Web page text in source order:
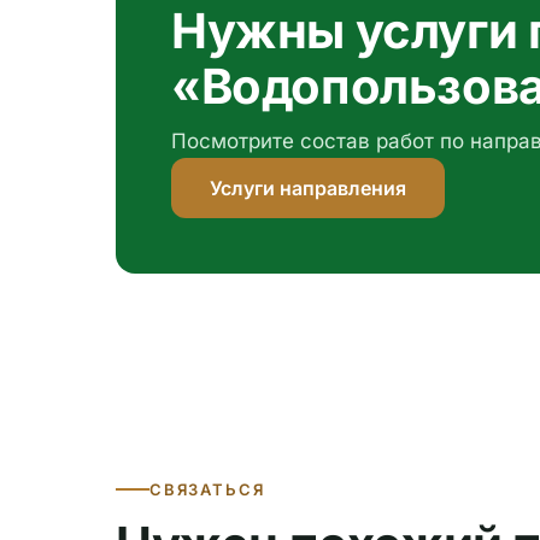
Нужны услуги
Посмотрите состав работ по
Услуги направления
СВЯЗАТЬСЯ